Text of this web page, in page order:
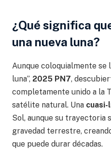
¿Qué significa
una nueva luna?
Aunque coloquialmente se
luna”, 2025 PN7,
completamente unido a la
satélite natural. Una cuasi-
Sol, aunque su trayectoria
gravedad terrestre,
que puede durar décadas.